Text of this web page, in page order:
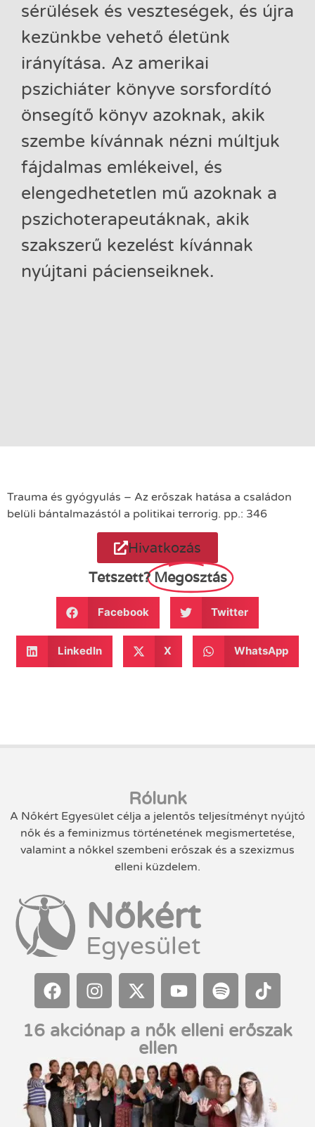
sérülések és veszteségek, és újra
kezünkbe vehető életünk
irányítása. Az amerikai
pszichiáter könyve sorsfordító
önsegítő könyv azoknak, akik
szembe kívánnak nézni múltjuk
fájdalmas emlékeivel, és
elengedhetetlen mű azoknak a
pszichoterapeutáknak, akik
szakszerű kezelést kívánnak
nyújtani pácienseiknek.
Trauma ​és gyógyulás – Az erőszak hatása a családon
belüli bántalmazástól a politikai terrorig. pp.: 346
Hivatkozás
Tetszett?Megosztás
Facebook Twitter
LinkedIn X WhatsApp
Rólunk
A Nőkért Egyesület célja a jelentős teljesítményt nyújtó
nők és a feminizmus történetének megismertetése,
valamint a nőkkel szembeni erőszak és a szexizmus
elleni küzdelem.
Nőkért
Egyesület
16 akciónap a nők elleni erőszak
ellen